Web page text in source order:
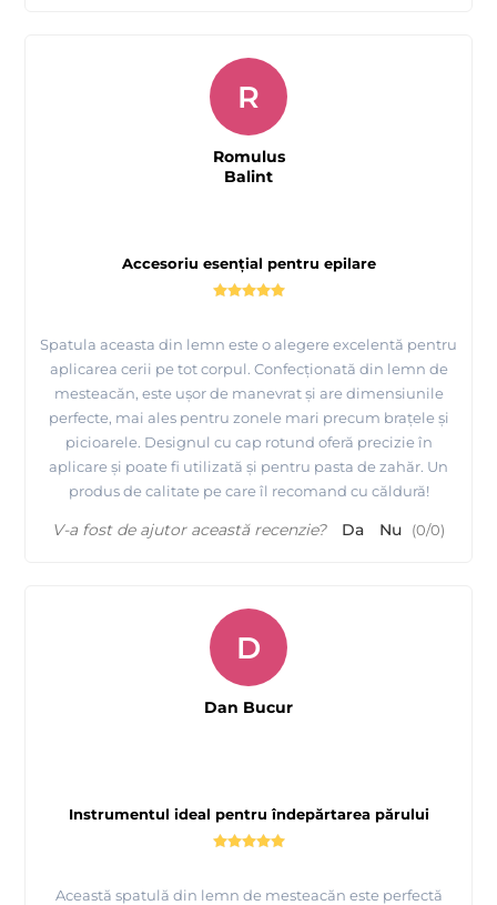
Accesoriu esențial pentru epilare
Spatula aceasta din lemn este o alegere excelentă pentru
aplicarea cerii pe tot corpul. Confecționată din lemn de
mesteacăn, este ușor de manevrat și are dimensiunile
perfecte, mai ales pentru zonele mari precum brațele și
picioarele. Designul cu cap rotund oferă precizie în
aplicare și poate fi utilizată și pentru pasta de zahăr. Un
produs de calitate pe care îl recomand cu căldură!
R
Romulus
Balint
V-a fost de ajutor această recenzie? Da Nu (0/0)
Instrumentul ideal pentru îndepărtarea părului
Această spatulă din lemn de mesteacăn este perfectă
D
Dan Bucur